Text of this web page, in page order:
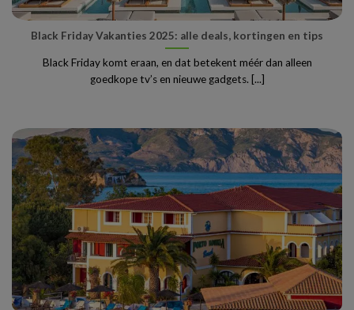
Black Friday Vakanties 2025: alle deals, kortingen en tips
Black Friday komt eraan, en dat betekent méér dan alleen
goedkope tv’s en nieuwe gadgets. [...]